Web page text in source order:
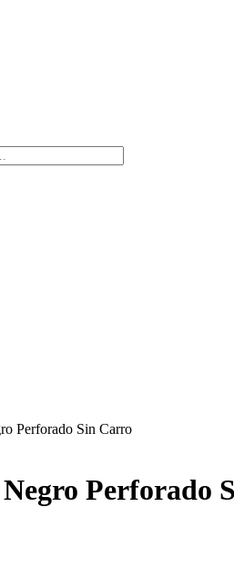
Perforado Sin Carro
Perforado